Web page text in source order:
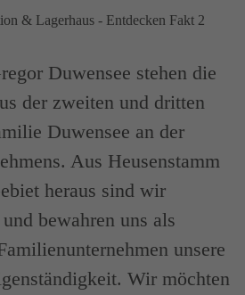
Duwensee stehen die
der zweiten und dritten
Duwensee an der
Aus Heusenstamm
heraus sind wir
bewahren uns als
unsere
Wir möchten